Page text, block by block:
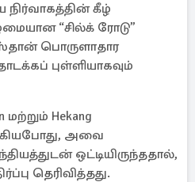
நிர்வாகத்தின் கீழ்
“சில்க் ரோடு”
பொருளாதார
புள்ளியாகவும்
Hekang
அவை
ஒட்டியிருந்ததால்,
தெரிவித்தது.